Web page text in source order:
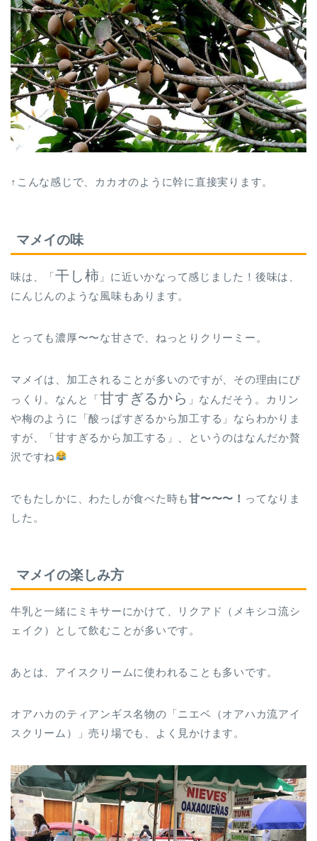
↑こんな感じで、カカオのように幹に直接実ります。
マメイの味
味は、「干し柿 」に近いかなって感じました！後味は、
にんじんのような風味もあります。
とっても濃厚〜〜な甘さで、ねっとりクリーミー。
マメイは、加工されることが多いのですが、その理由にび
っくり。なんと「甘すぎるから 」なんだそう。カリン
や梅のように「酸っぱすぎるから加工する」ならわかりま
すが、「甘すぎるから加工する」、というのはなんだか贅
沢ですね
でもたしかに、わたしが食べた時も甘〜〜〜！ ってなりま
した。
マメイの楽しみ方
牛乳と一緒にミキサーにかけて、リクアド（メキシコ流シ
ェイク）として飲むことが多いです。
あとは、アイスクリームに使われることも多いです。
オアハカのティアンギス名物の「ニエベ（オアハカ流アイ
スクリーム）」売り場でも、よく見かけます。